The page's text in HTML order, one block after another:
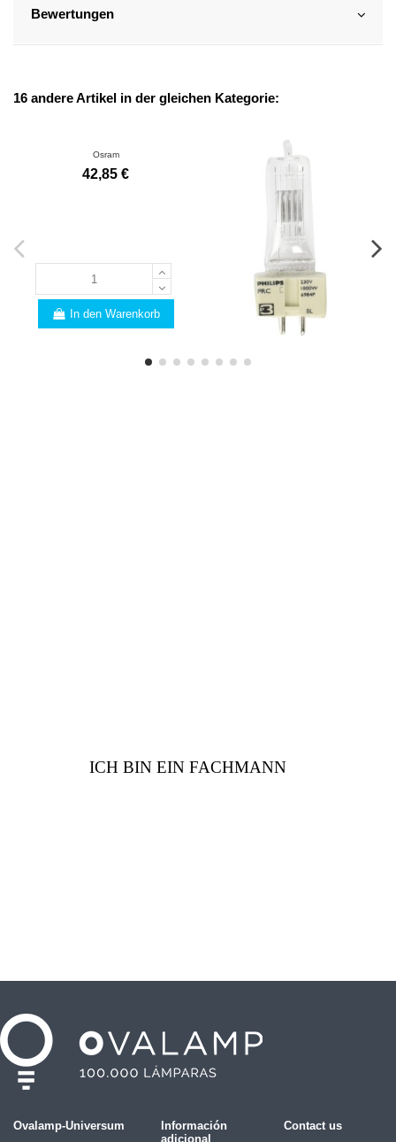
Bewertungen
16 andere Artikel in der gleichen Kategorie:
Osram
42,85 €
In den Warenkorb
ICH BIN EIN FACHMANN
Ovalamp-Universum
Información
adicional
Contact us